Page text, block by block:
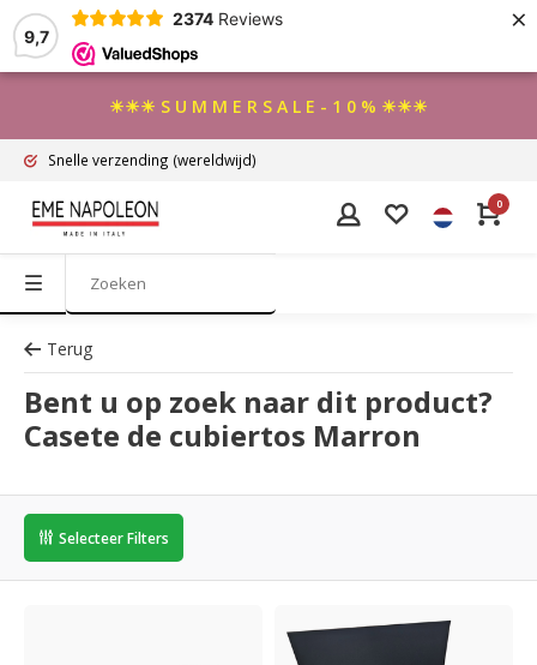
9,7
2374 Reviews ×
☀☀☀ S U M M E R S A L E - 1 0 % ☀☀☀
Snelle verzending (wereldwijd)
0
Terug
Bent u op zoek naar dit product?
Casete de cubiertos Marron
Selecteer Filters